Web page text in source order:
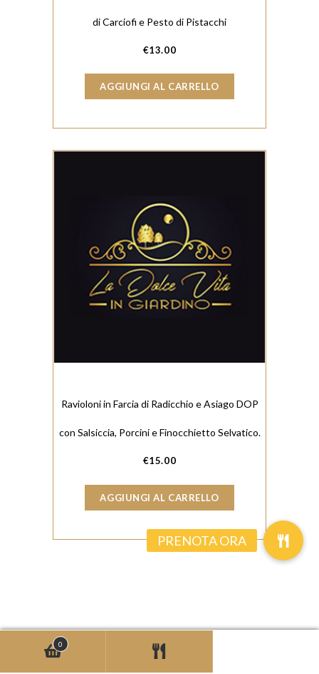
di Carciofi e Pesto di Pistacchi
€13.00
AGGIUNGI AL CARRELLO
Ravioloni in Farcia di Radicchio e Asiago DOP
con Salsiccia, Porcini e Finocchietto Selvatico.
€15.00
AGGIUNGI AL CARRELLO
0